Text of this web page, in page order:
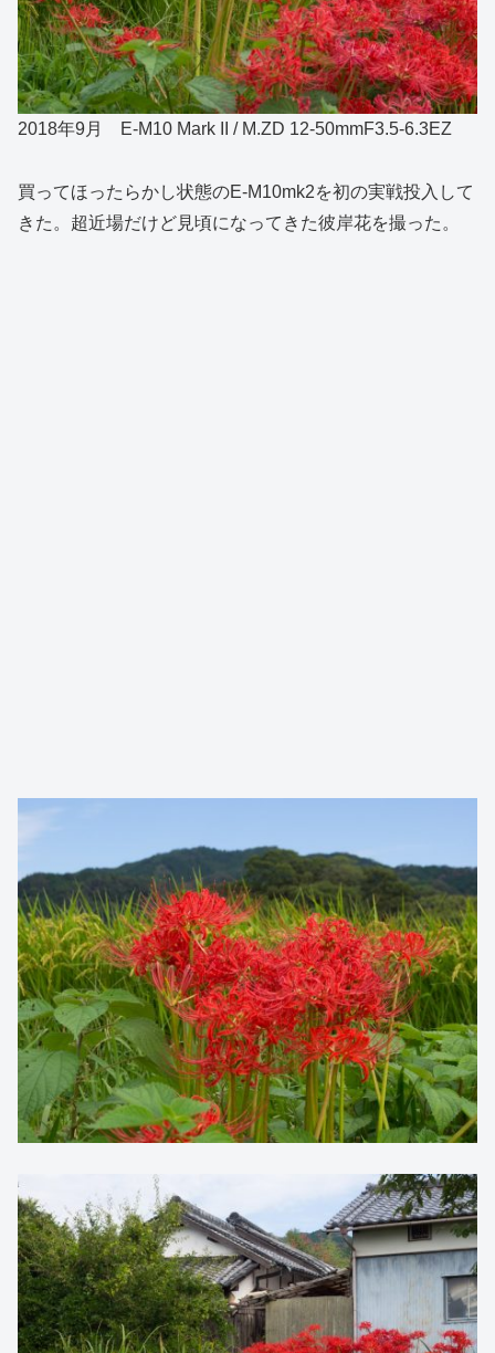
2018年9月 E-M10 Mark II / M.ZD 12-50mmF3.5-6.3EZ
買ってほったらかし状態のE-M10mk2を初の実戦投入して
きた。超近場だけど見頃になってきた彼岸花を撮った。